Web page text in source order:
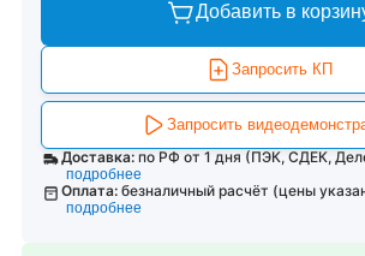
Добавить в
Запросить КП
Запросить
Доставка: по РФ от 1 дня (ПЭК, СДЕК,
подробнее
Оплата: безналичный расчёт (цены
подробнее